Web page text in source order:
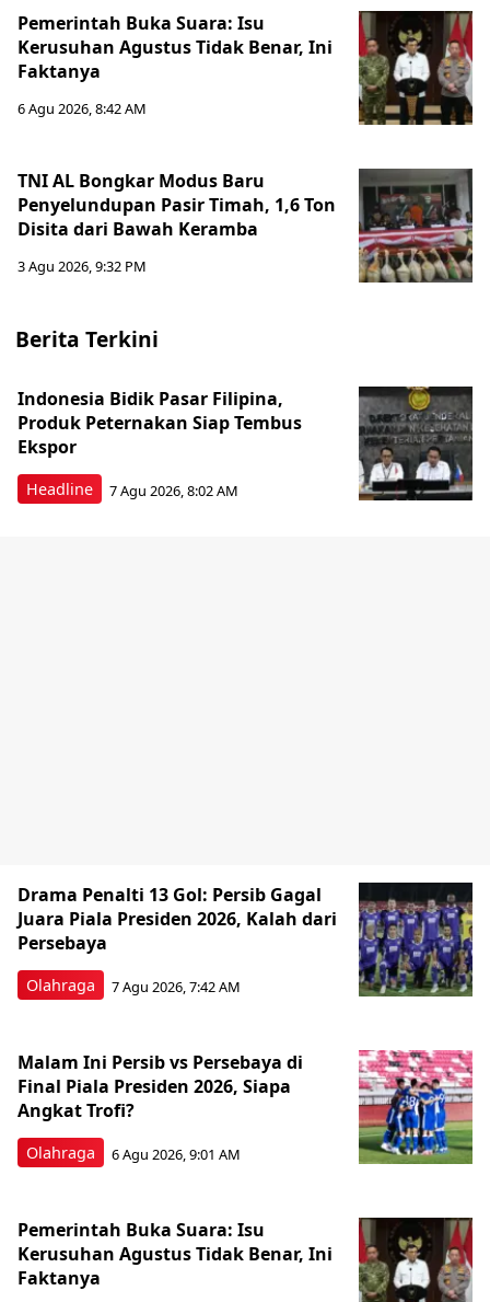
Pemerintah Buka Suara: Isu
Kerusuhan Agustus Tidak Benar, Ini
Faktanya
6 Agu 2026, 8:42 AM
TNI AL Bongkar Modus Baru
Penyelundupan Pasir Timah, 1,6 Ton
Disita dari Bawah Keramba
3 Agu 2026, 9:32 PM
Berita Terkini
Headline
Indonesia Bidik Pasar Filipina,
Produk Peternakan Siap Tembus
Ekspor
7 Agu 2026, 8:02 AM
Olahraga
Drama Penalti 13 Gol: Persib Gagal
Juara Piala Presiden 2026, Kalah dari
Persebaya
7 Agu 2026, 7:42 AM
Olahraga
Malam Ini Persib vs Persebaya di
Final Piala Presiden 2026, Siapa
Angkat Trofi?
6 Agu 2026, 9:01 AM
Pemerintah Buka Suara: Isu
Kerusuhan Agustus Tidak Benar, Ini
Faktanya